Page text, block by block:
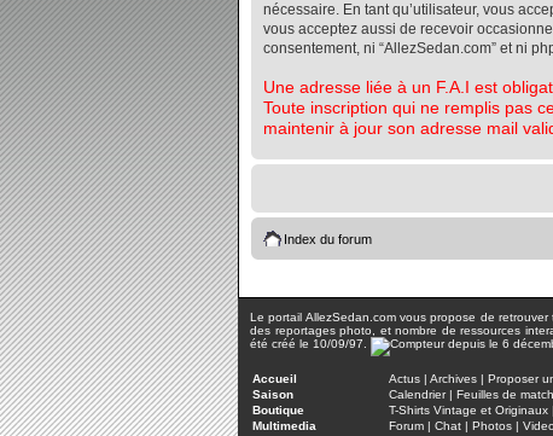
nécessaire. En tant qu’utilisateur, vous
vous acceptez aussi de recevoir
consentement, ni “AllezSedan.com” et ni
Une adresse liée à un F.A.I est
Toute inscription qui ne remplis pas
maintenir à jour son adresse mail
Index du forum
Le portail AllezSedan.com vous propose de
des reportages photo, et nombre de ressources
été créé le 10/09/97.
Accueil Actus | Archives | Proposer
Saison
Calendrier| Feuilles de match
Boutique
T-Shirts Vintage et Originaux
Multimedia
Forum | Chat | Photos |